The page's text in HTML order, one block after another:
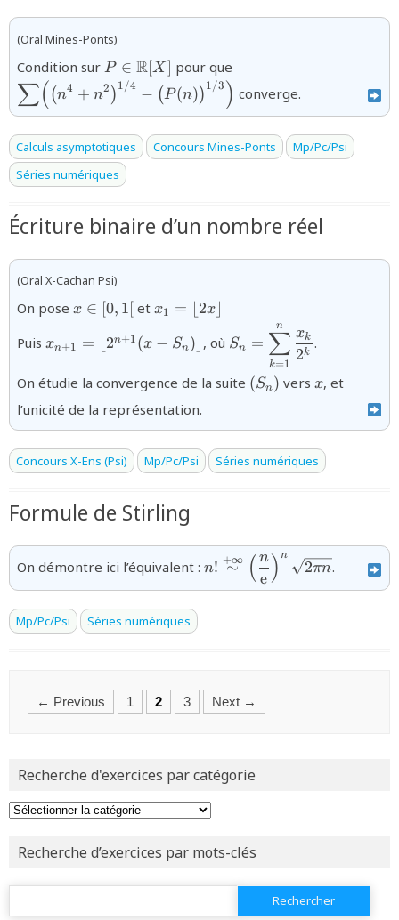
(Oral Mines-Ponts)
Condition sur {P\in\mathbb{R}
[X]}
P ∈ R[X ] pour que
\big(P(n)\big)^{1/
∑((n4 + n2 ) 1/4 − (P(n)) 1/3 ) converge.
Calculs asymptotiques Concours Mines-Ponts
Mp/Pc/Psi
Séries numériques
Écriture binaire d’un nombre réel
(Oral X-Cachan Psi)
On pose {x
\in[0,1[}
x ∈ [0, 1[et {x_{1} =
\lfloor
2x\rfloor}
x1 = 2x⌋
Puis
{x_{n+1}=
\lfloor
S_{n})\rfloor}
xn+1 = 2n+1 (x − Sn)⌋ , où
{S_{n} =
{2^{k}}}
Sn =
k=1
∑
n
2k
xk .
On étudie la convergence de la suite (S_n)
(Sn ) vers x
x, et
l’unicité de la représentation.
Concours X-Ens (Psi) Mp/Pc/Psi Séries numériques
Formule de Stirling
On démontre ici l’équivalent : {n!\overset{+\infty}\sim
\Bigl(\dfrac{n}
n! ∼
+∞ ( e
n ) n
2πn.
Mp/Pc/Psi Séries numériques
Posts
← Previous 1 2 3 Next →
Recherche d'exercices par catégorie
Recherche d’exercices par mots-clés
Rechercher :